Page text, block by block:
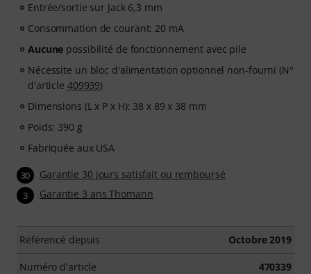
Entrée/sortie sur Jack 6,3 mm
Consommation de courant: 20 mA
Aucune possibilité de fonctionnement avec pile
Nécessite un bloc d'alimentation optionnel non-fourni (N°
d'article 409939)
Dimensions (L x P x H): 38 x 89 x 38 mm
Poids: 390 g
Fabriquée aux USA
30 Garantie 30 jours satisfait ou remboursé
3 Garantie 3 ans Thomann
Référencé depuis Octobre 2019
Numéro d'article 470339